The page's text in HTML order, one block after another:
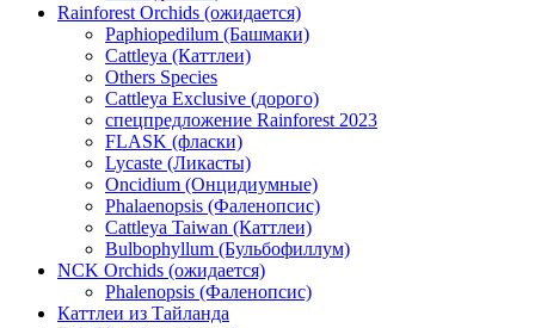
Rainforest Orchids (ожидается)
Paphiopedilum (Башмаки)
Cattleya (Каттлеи)
Others Species
Cattleya Exclusive (дорого)
спецпредложение Rainforest 2023
FLASK (фласки)
Lycaste (Ликасты)
Oncidium (Онцидиумные)
Phalaenopsis (Фаленопсис)
Cattleya Taiwan (Каттлеи)
Bulbophyllum (Бульбофиллум)
NCK Orchids (ожидается)
Phalenopsis (Фаленопсис)
Каттлеи из Тайланда